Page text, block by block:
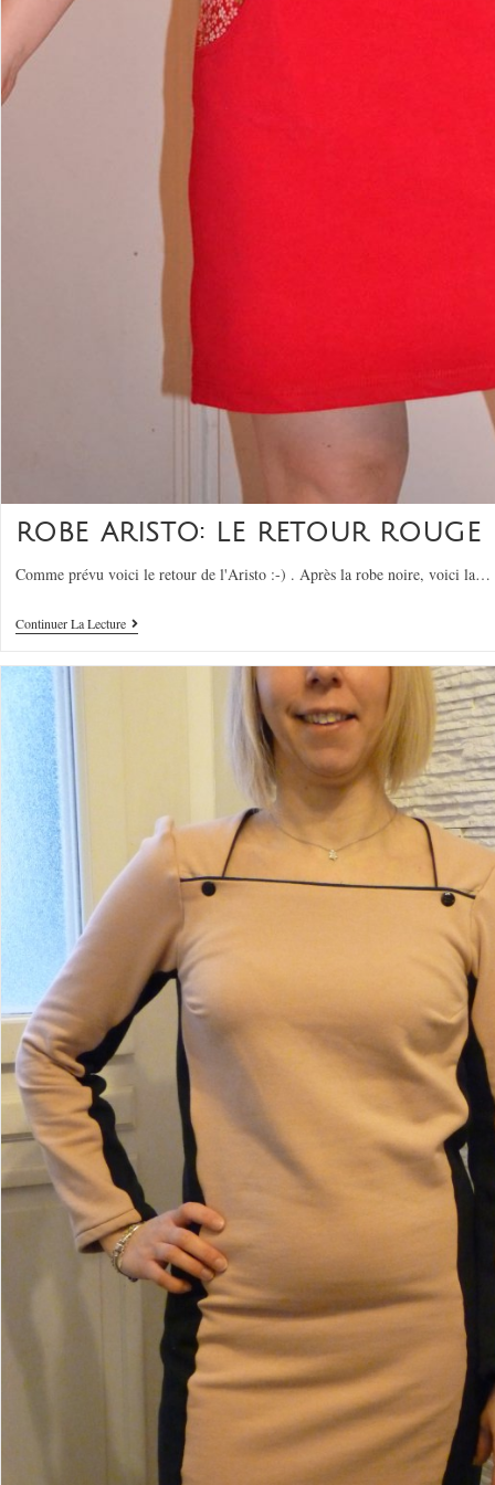
ROBE ARISTO: LE RETOUR ROUGE
Comme prévu voici le retour de l'Aristo :-) . Après la robe noire, voici la…
Continuer La Lecture